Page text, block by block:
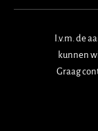
I.v.m. de
kunnen
Graag